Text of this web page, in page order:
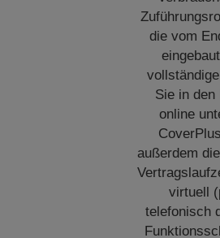
die vom
Sie in
online
außerdem
virtuell
telefonisch